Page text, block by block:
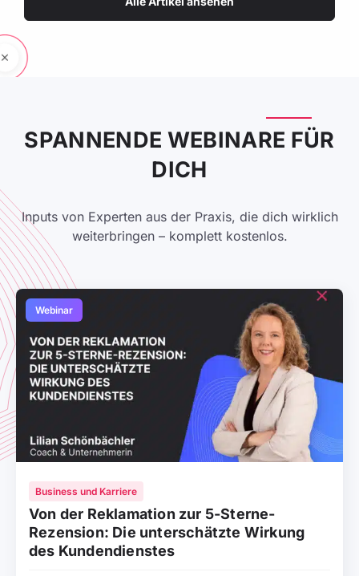
SPANNENDE WEBINARE FÜR
DICH
Inputs von Experten aus der Praxis, die dich wirklich
weiterbringen – komplett kostenlos.
Webinar
Business und Karriere
Von der Reklamation zur 5-Sterne-
Rezension: Die unterschätzte Wirkung
des Kundendienstes